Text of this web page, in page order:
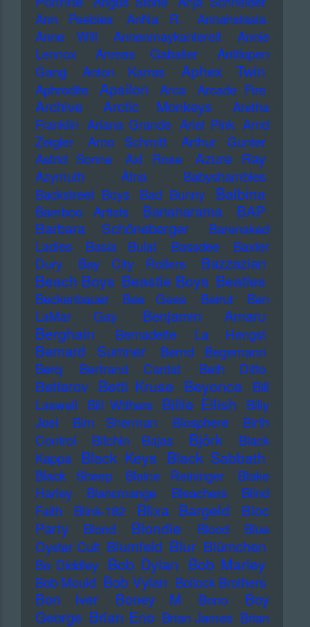
Ann Peebles
AnNa R.
Annahstasia
Anne Will
Annenmaykantereit
Annie
Lennox
Anreas Gabalier
Antilopen
Gang
Anton Karras Aphex Twin
Aphrodite Apsilon Arca Arcade Fire
Archive Arctic Monkeys
Aretha
Franklin Ariana Grande Ariel Pink Arnd
Zeigler
Arno Schmitt
Arthur Gunter
Astrid Sonne
Axl Rose Azure Ray
Azymuth Ätna
Babyshambles
Backstreet Boys
Bad Bunny Balbina
Bamboo Artists Bananarama
BAP
Barbara Schöneberger
Barenaked
Ladies
Basia Bulat Bassdee
Baxter
Dury
Bay City Rollers Bazzazian
Beach Boys Beastie Boys Beatles
Beckenbauer Bee Gees Beirut
Ben
LaMar Gay
Benjamin Amaru
Berghain Bernadette La Hengst
Bernard Sumner
Bernd Begemann
Berq
Bertrand Cantat Beth Ditto
Betterov Betti Kruse Beyonce
Bill
Laswell
Bill Withers Billie Eilish
Billy
Joel
Bim Sherman Biosphere
Birth
Control
Bitchin Bajas Björk
Black
Kappa Black Keys Black Sabbath
Black Sheep Blaine Reininger
Blake
Harley
Blancmange Bleachers
Blind
Faith
Blink-182 Blixa Bargeld
Bloc
Party
Blond Blondie Blood
Blue
Oyster Cult Blumfeld Blur Blümchen
Bo Diddley Bob Dylan Bob Marley
Bob Mould Bob Vylan Bollock Brothers
Bon Iver Boney M Bono
Boy
George Brian Eno Brian James Brian